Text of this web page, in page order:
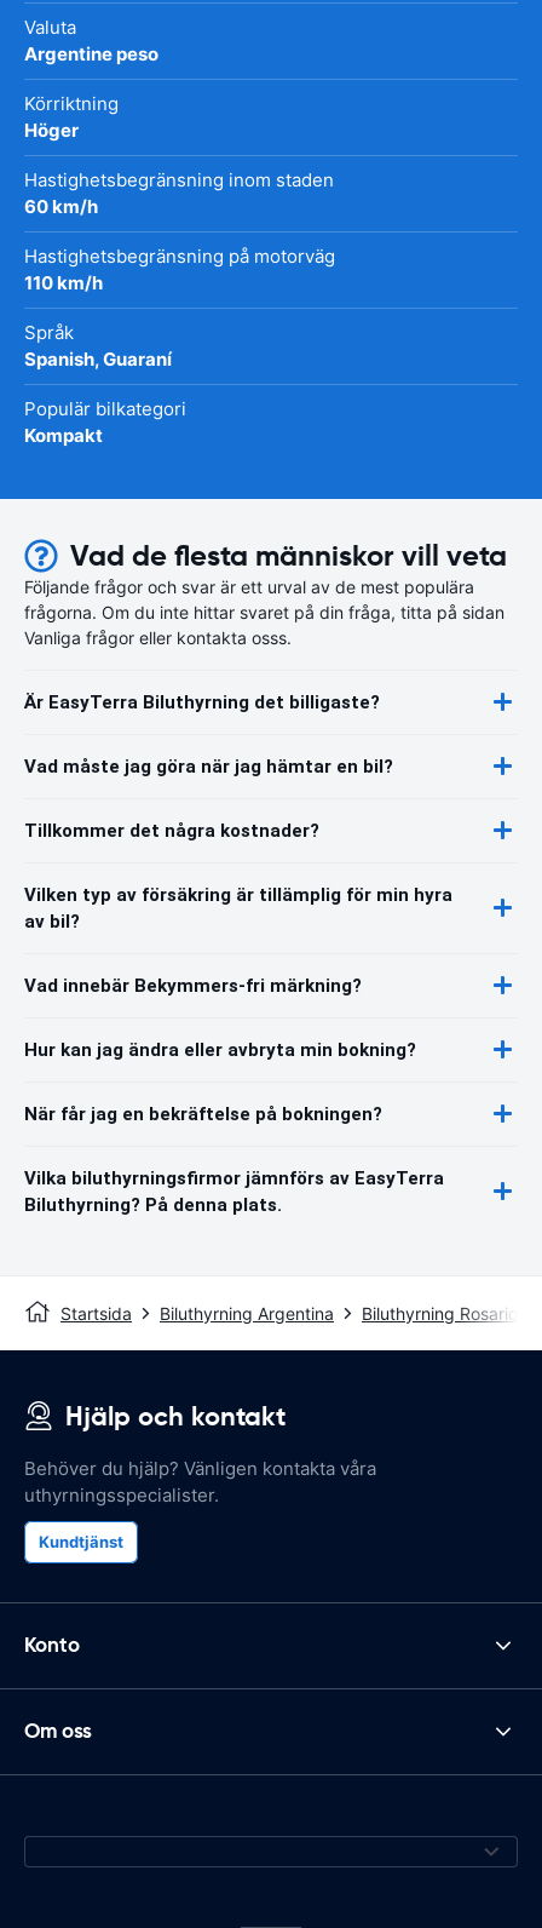
Valuta
Argentine peso
Körriktning
Höger
Hastighetsbegränsning inom staden
60 km/h
Hastighetsbegränsning på motorväg
110 km/h
Språk
Spanish, Guaraní
Populär bilkategori
Kompakt
Vad de flesta människor vill veta
Följande frågor och svar är ett urval av de mest populära
frågorna. Om du inte hittar svaret på din fråga, titta på sidan
Vanliga frågor eller kontakta osss.
Är EasyTerra Biluthyrning det billigaste?
Vad måste jag göra när jag hämtar en bil?
Tillkommer det några kostnader?
Vilken typ av försäkring är tillämplig för min hyra
av bil?
Vad innebär Bekymmers-fri märkning?
Hur kan jag ändra eller avbryta min bokning?
När får jag en bekräftelse på bokningen?
Vilka biluthyrningsfirmor jämnförs av EasyTerra
Biluthyrning? På denna plats.
Startsida Biluthyrning Argentina Biluthyrning Rosario
Hjälp och kontakt
Behöver du hjälp? Vänligen kontakta våra
uthyrningsspecialister.
Kundtjänst
Konto
Om oss